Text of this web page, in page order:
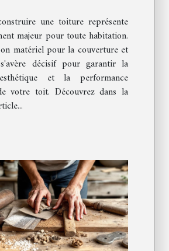
une toiture représente
majeur pour toute habitation.
matériel pour la couverture et
décisif pour garantir la
et la performance
votre toit. Découvrez dans la